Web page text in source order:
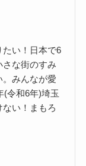
い！日本で6
な街のすみ
みんなが愛
(令和6年)埼玉
い！まもろ